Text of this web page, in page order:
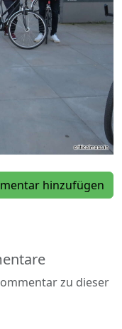
hinzufügen
zu dieser